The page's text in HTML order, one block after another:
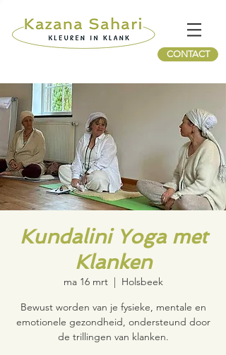
CONTACT
Kundalini Yoga met
Klanken
ma 16 mrt
  |
Holsbeek
Bewust worden van je fysieke, mentale en
emotionele gezondheid, ondersteund door
de trillingen van klanken.